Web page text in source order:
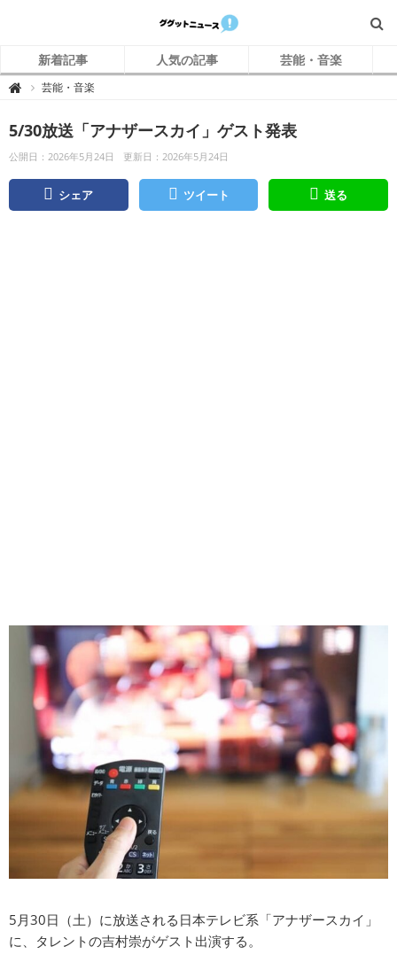
新着記事 人気の記事 芸能・音楽
 グ
ニ
ュ
ー
ス
芸能・音楽
5/30放送「アナザースカイ」ゲスト発表
公開日：2026年5月24日 更新日：2026年5月24日
シェア ツイート 送る
5月30日（土）に放送される日本テレビ系「アナザースカイ」
に、タレントの吉村崇がゲスト出演する。